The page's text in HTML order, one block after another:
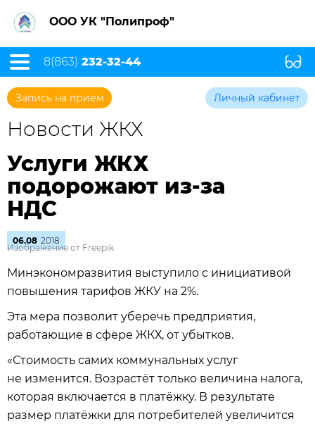
ООО УК "Полипроф"
8(863) 232-32-44
Запись на прием Личный кабинет
Новости ЖКХ
Услуги ЖКХ
подорожают из-за
НДС
06.08 2018
Изображение от Freepik
Минэкономразвития выступило с инициативой
повышения тарифов ЖКУ на 2%.
Эта мера позволит уберечь предприятия,
работающие в сфере ЖКХ, от убытков.
«Стоимость самих коммунальных услуг
не изменится. Возрастёт только величина налога,
которая включается в платёжку. В результате
размер платёжки для потребителей увеличится